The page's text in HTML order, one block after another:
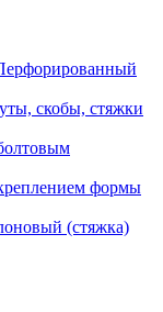
скобы, стяжки
формы
(стяжка)